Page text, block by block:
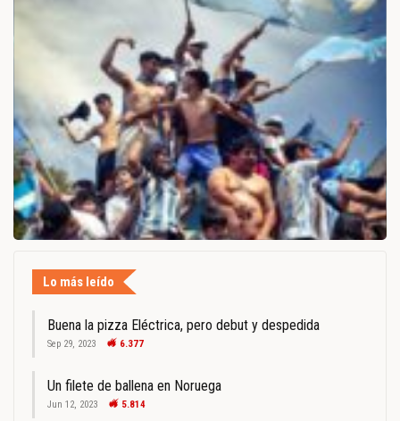
Lo más leído
Buena la pizza Eléctrica, pero debut y despedida
Sep 29, 2023 6.377
Un filete de ballena en Noruega
Jun 12, 2023 5.814